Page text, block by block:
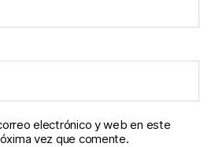
electrónico y web en este
vez que comente.